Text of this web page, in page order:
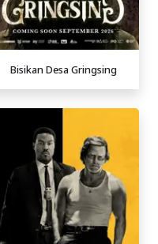
Bisikan Desa Gringsing